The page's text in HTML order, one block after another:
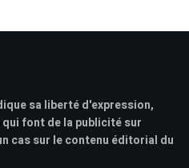
sa liberté d'expression,
font de la publicité sur
cas sur le contenu éditorial du